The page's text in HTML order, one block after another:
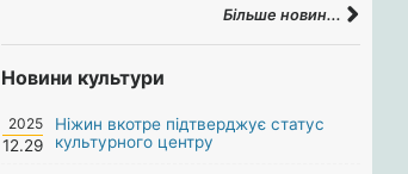
Більше новин...
Новини культури
2025
12.29
Ніжин вкотре підтверджує статус
культурного центру